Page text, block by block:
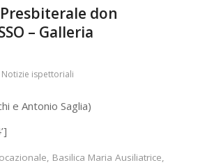
don
– Galleria
Notizie ispettoriali
e Antonio Saglia)
, Basilica Maria Ausiliatrice,